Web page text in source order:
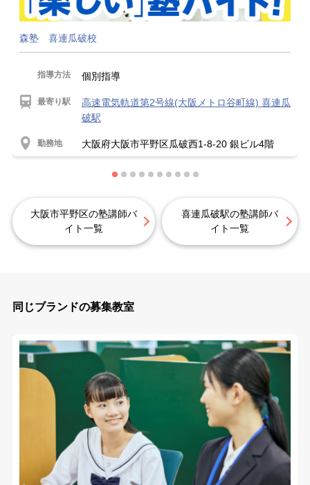
森塾 喜連瓜破校
指導方法 個別指導
最寄り駅
高速電気軌道第2号線(大阪メトロ谷町線) 喜連瓜
破駅
勤務地 大阪府大阪市平野区瓜破西1-8-20 銀ビル4階
大阪市平野区の塾講師バ
イト一覧
喜連瓜破駅の塾講師バ
イト一覧
同じブランドの募集教室